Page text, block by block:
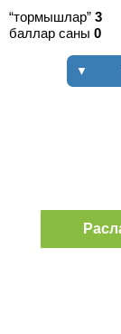
“тормышлар” 3
баллар саны 0
▼